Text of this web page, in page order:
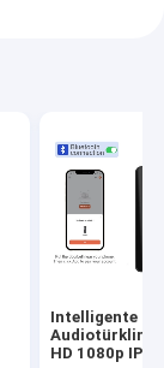
Intelligente
HD 1080p IP65